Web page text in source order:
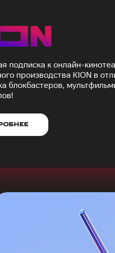
подписка к онлайн-
производства KION в
блокбастеров,